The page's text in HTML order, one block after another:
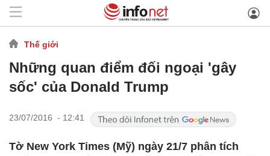
Thế giới
Những quan điểm đối ngoại 'gây
sốc' của Donald Trump
23/07/2016 - 12:41
Tờ New York Times (Mỹ) ngày 21/7 phân tích